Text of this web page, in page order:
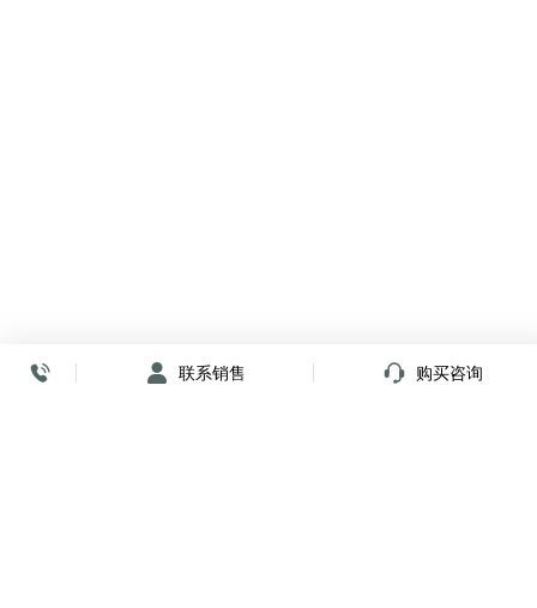
联系销售 购买咨询